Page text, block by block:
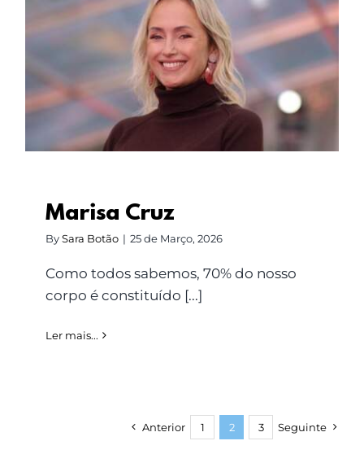
Marisa Cruz
Marisa Cruz
BySara Botão | 25 de Março, 2026
Como todos sabemos, 70% do nosso
corpo é constituído [...]
Ler mais...
Anterior 1 2 3 Seguinte